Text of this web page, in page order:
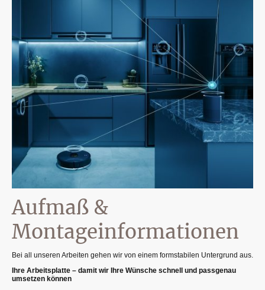
Aufmaß &
Montageinformationen
Bei all unseren Arbeiten gehen wir von einem formstabilen Untergrund aus.
Ihre Arbeitsplatte – damit wir Ihre Wünsche schnell und passgenau
umsetzen können